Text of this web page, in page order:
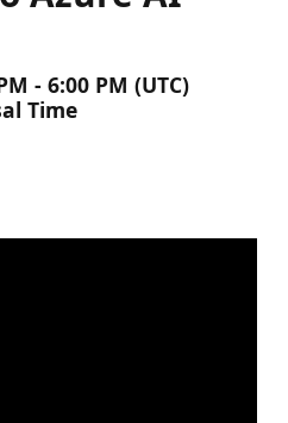
- 6:00 PM (UTC)
Time